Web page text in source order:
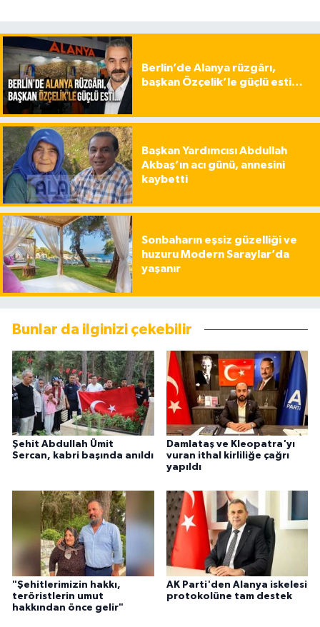
Berlin’de Alanya rüzgârı,
başkan Özçelik’le güçlü esti…
Başkan Yardımcısı Abdullah
Akbaş’ın acı günü, annesini
kaybetti
Sonbaharın eşsiz güzelliği ve
huzuru Modern Saraylar’da
yaşanır
Bunlar da ilginizi çekebilir
Şehit Abdullah Ümit
Sercan, kabri başında anıldı
Damlataş ve Kleopatra'yı
vuran ithal kirliliğe çağrı
yapıldı
"Şehitlerimizin hakkı,
teröristlerin umut
hakkından önce gelir"
AK Parti'den Alanya iskelesi
protokolüne tam destek